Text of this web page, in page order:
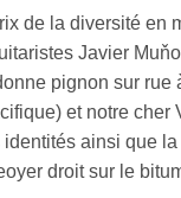
de la diversité en
Javier
pignon sur rue
et notre cher
ainsi que
droit sur le